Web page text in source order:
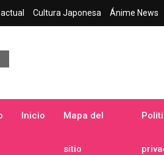
Cultura Japonesa Ánime News
Inicio Mapa del
sitio